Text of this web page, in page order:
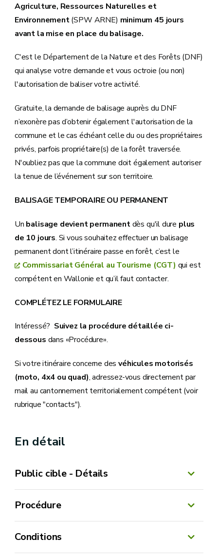
Agriculture, Ressources Naturelles et
Environnement(SPW ARNE) minimum 45 jours
avant la mise en place du balisage.
C'est le Département de la Nature et des Forêts (DNF)
qui analyse votre demande et vous octroie (ou non)
l'autorisation de baliser votre activité.
Gratuite, la demande de balisage auprès du DNF
n’exonère pas d’obtenir également l'autorisation de la
commune et le cas échéant celle du ou des propriétaires
privés, parfois propriétaire(s) de la forêt traversée.
N'oubliez pas que la commune doit également autoriser
la tenue de l’événement sur son territoire.
BALISAGE TEMPORAIRE OU PERMANENT
Un balisage devient permanentdès qu'il dure plus
de 10 jours. Si vous souhaitez effectuer un balisage
permanent dont l’itinéraire passe en forêt, c’est le
Commissariat Général au Tourisme (CGT) qui est
compétent en Wallonie et qu’il faut contacter.
COMPLÉTEZ LE FORMULAIRE
Intéressé? Suivez la procédure détaillée ci-
dessous dans «Procédure».
Si votre itinéraire concerne des véhicules motorisés
(moto, 4x4 ou quad), adressez-vous directement par
mail au cantonnement territorialement compétent (voir
rubrique "contacts").
En détail
Public cible - Détails
Procédure
Conditions